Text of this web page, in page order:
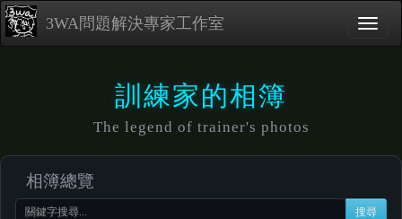
3WA問題解決專家工作室
訓練家的相簿
The legend of trainer's photos
相簿總覽
搜尋